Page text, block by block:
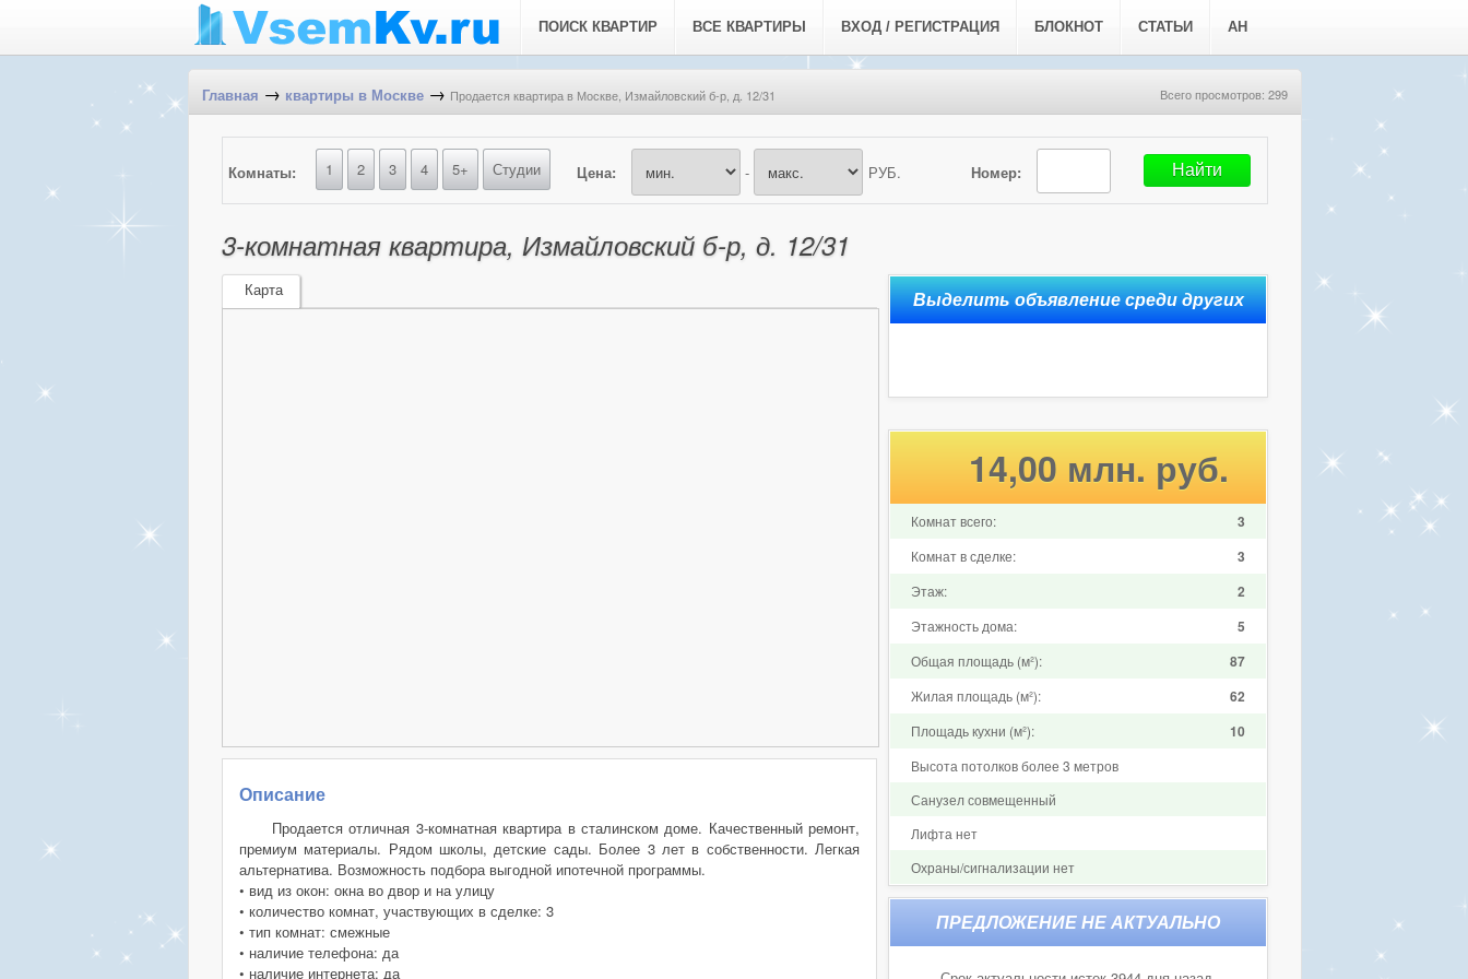
ПОИСК КВАРТИР ВСЕ КВАРТИРЫ ВХОД / РЕГИСТРАЦИЯ БЛОКНОТ СТАТЬИ АН
Главная → квартиры в Москве → Продается квартира в Москве, Измайловский б-р, д. 12/31 Всего просмотров: 299
Номер:
Комнаты: 1 2 3 4 5+ Студии Цена: - РУБ.
3-комнатная квартира, Измайловский б-р, д. 12/31
Карта
Описание
Продается отличная 3-комнатная квартира в сталинском доме. Качественный ремонт,
премиум материалы. Рядом школы, детские сады. Более 3 лет в собственности. Легкая
альтернатива. Возможность подбора выгодной ипотечной программы.
• вид из окон: окна во двор и на улицу
• количество комнат, участвующих в сделке: 3
• тип комнат: смежные
• наличие телефона: да
• наличие интернета: да
14,00 млн. руб.
Комнат всего: 3
Комнат в сделке: 3
Этаж: 2
Этажность дома: 5
Общая площадь (м²): 87
Жилая площадь (м²): 62
Площадь кухни (м²): 10
Высота потолков более 3 метров
Санузел совмещенный
Лифта нет
Охраны/сигнализации нет